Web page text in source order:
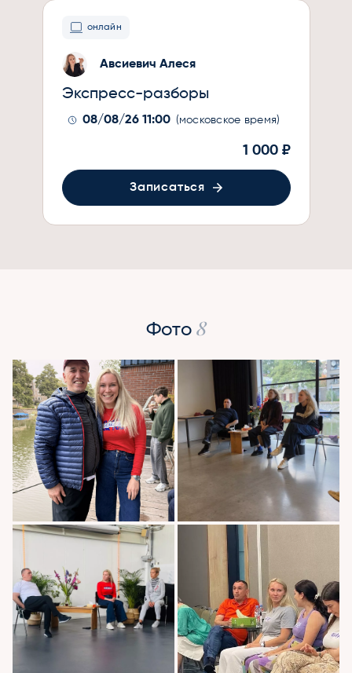
онлайн
Авсиевич Алеся
Экспресс-разборы
08/08/26 11:00 (московское время)
1 000 ₽
Записаться
Фото 8